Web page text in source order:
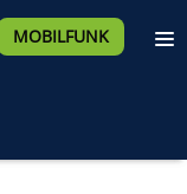
MOBILFUNK